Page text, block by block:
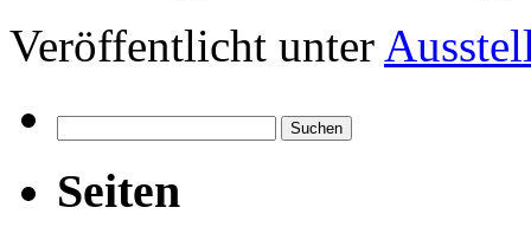
Veröffentlicht unter
nach:
Seiten